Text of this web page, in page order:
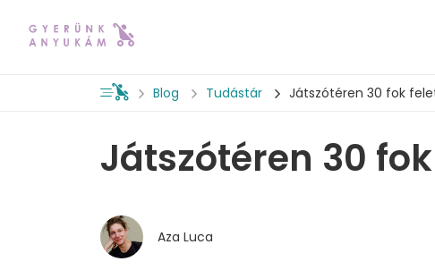
Blog Tudástár Játszótéren 30 fok
Játszótéren 30
Aza Luca